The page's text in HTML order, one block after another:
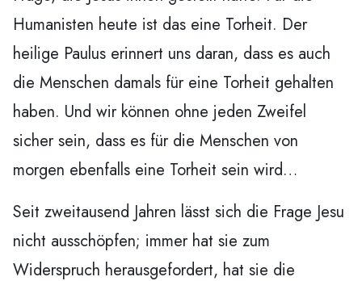
Humanisten heute ist das eine Torheit. Der
heilige Paulus erinnert uns daran, dass es auch
die Menschen damals für eine Torheit gehalten
haben. Und wir können ohne jeden Zweifel
sicher sein, dass es für die Menschen von
morgen ebenfalls eine Torheit sein wird…
Seit zweitausend Jahren lässt sich die Frage Jesu
nicht ausschöpfen; immer hat sie zum
Widerspruch herausgefordert, hat sie die